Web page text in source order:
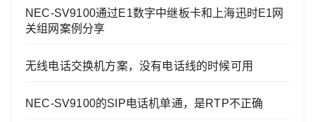
NEC-SV9100通过E1数字中继板卡和上海迅时E1网
关组网案例分享
无线电话交换机方案，没有电话线的时候可用
NEC-SV9100的SIP电话机单通，是RTP不正确